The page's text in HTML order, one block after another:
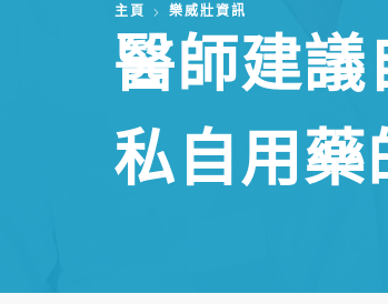
主頁 樂威壯資訊
醫師建
私自用